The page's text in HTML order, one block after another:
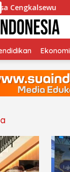
Ekonomi